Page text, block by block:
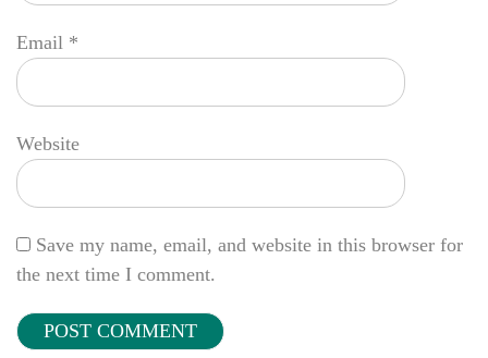
Email *
Website
Save my name, email, and website in this browser for
the next time I comment.